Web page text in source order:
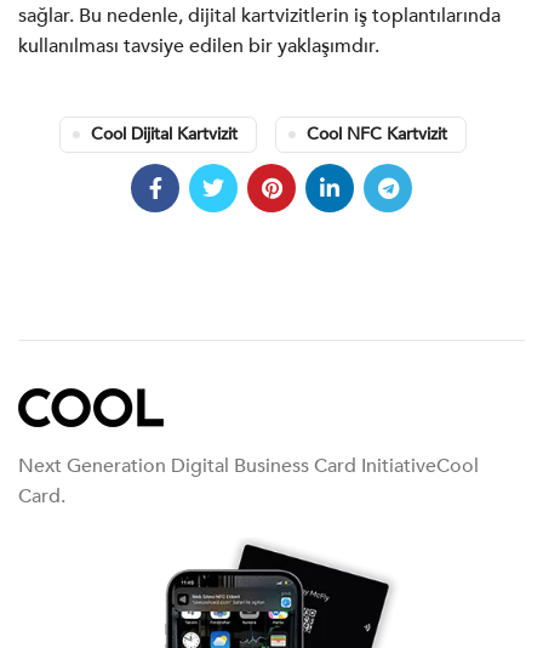
sağlar. Bu nedenle, dijital kartvizitlerin iş toplantılarında
kullanılması tavsiye edilen bir yaklaşımdır.
Cool Dijital Kartvizit Cool NFC Kartvizit
Next Generation Digital Business Card InitiativeCool
Card.